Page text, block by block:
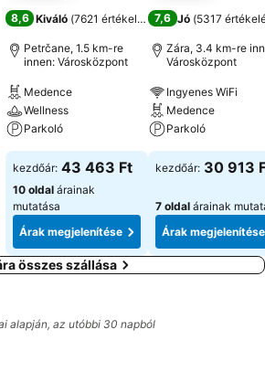
8,6 Kiváló (7621 értékelés)
Petrčane, 1.5 km-re
innen: Városközpont
Medence
Wellness
Parkoló
kezdőár: 43 463 Ft
10 oldal árainak
mutatása
Árak megjelenítése
7,6 Jó (5317
Zára, 3.4 km-re
Városközpont
Ingyenes WiFi
Medence
Parkoló
kezdőár: 30 913
7 oldal árainak
Árak megjelenítése
összes szállása
alapján, az utóbbi 30 napból